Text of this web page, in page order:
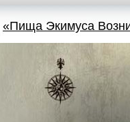
«Пища Экимуса